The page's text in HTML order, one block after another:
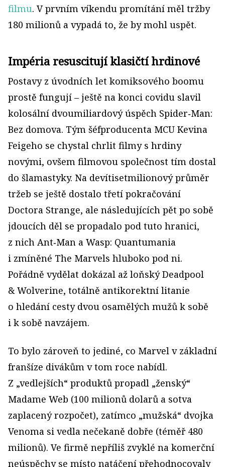
filmu. V prvním víkendu promítání měl tržby
180 milionů a vypadá to, že by mohl uspět.
Impéria resuscitují klasičtí hrdinové
Postavy z úvodních let komiksového boomu
prostě fungují – ještě na konci covidu slavil
kolosální dvoumiliardový úspěch Spider‑Man:
Bez domova. Tým šéfproducenta MCU Kevina
Feigeho se chystal chrlit filmy s hrdiny
novými, ovšem filmovou společnost tím dostal
do šlamastyky. Na devítisetmilionový průměr
tržeb se ještě dostalo třetí pokračování
Doctora Strange, ale následujících pět po sobě
jdoucích děl se propadalo pod tuto hranici,
z nich Ant‑Man a Wasp: Quantumania
i zmíněné The Marvels hluboko pod ni.
Pořádně vydělat dokázal až loňský Deadpool
& Wolverine, totálně antikorektní litanie
o hledání cesty dvou osamělých mužů k sobě
i k sobě navzájem.
To bylo zároveň to jediné, co Marvel v základní
franšíze divákům v tom roce nabídl.
Z „vedlejších“ produktů propadl „ženský“
Madame Web (100 milionů dolarů a sotva
zaplacený rozpočet), zatímco „mužská“ dvojka
Venoma si vedla nečekaně dobře (téměř 480
milionů). Ve firmě nepříliš zvyklé na komerční
neúspěchy se místo natáčení přehodnocovaly